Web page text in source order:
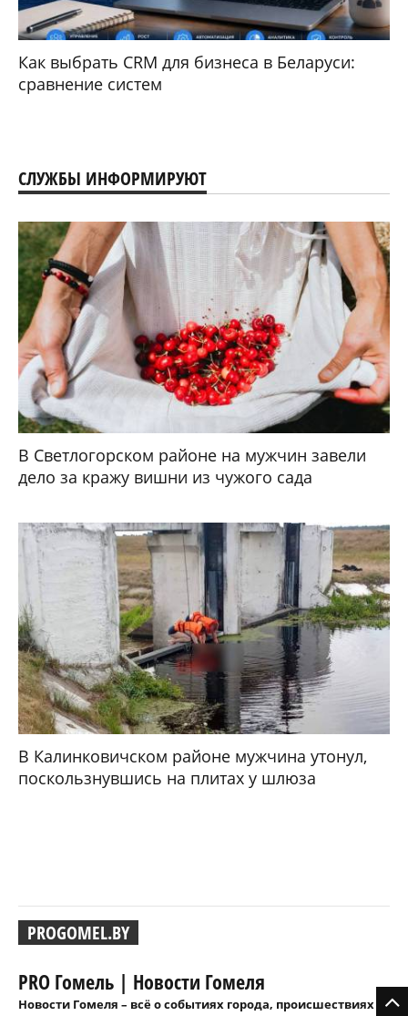
Как выбрать CRM для бизнеса в Беларуси:
сравнение систем
СЛУЖБЫ ИНФОРМИРУЮТ
В Светлогорском районе на мужчин завели
дело за кражу вишни из чужого сада
В Калинковичском районе мужчина утонул,
поскользнувшись на плитах у шлюза
PROGOMEL.BY
PRO Гомель | Новости Гомеля
Новости Гомеля – всё о событиях города, происшествиях и